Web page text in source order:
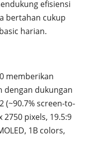
efisiensi
bertahan cukup
harian.
memberikan
dengan dukungan
(~90.7% screen-to-
pixels, 19.5:9
1B colors,